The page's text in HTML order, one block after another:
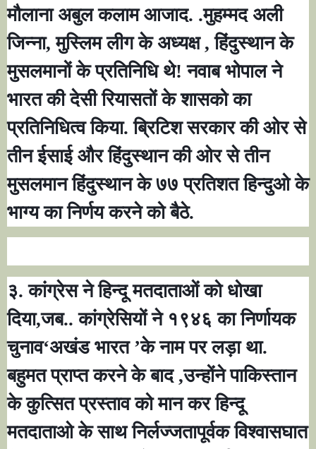
मौलाना अबुल कलाम आजाद. .मुहम्मद अली
जिन्ना,मुस्लिम लीग के अध्यक्ष,हिंदुस्थान के
मुसलमानों के प्रतिनिधि थे! नवाब भोपाल ने
भारत की देसी रियासतों के शासको का
प्रतिनिधित्व किया. ब्रिटिश सरकार की ओर से
तीन ईसाई और हिंदुस्थान की ओर से तीन
मुसलमान हिंदुस्थान के ७७ प्रतिशत हिन्दुओ के
भाग्य का निर्णय करने को बैठे.
३. कांग्रेस ने हिन्दू मतदाताओं को धोखा
दिया,जब.. कांग्रेसियों ने १९४६ का निर्णायक
चुनाव‘अखंड भारत’के नाम पर लड़ा था.
बहुमत प्राप्त करने के बाद,उन्होंने पाकिस्तान
के कुत्सित प्रस्ताव को मान कर हिन्दू
मतदाताओ के साथ निर्लज्जतापूर्वक विश्वासघात